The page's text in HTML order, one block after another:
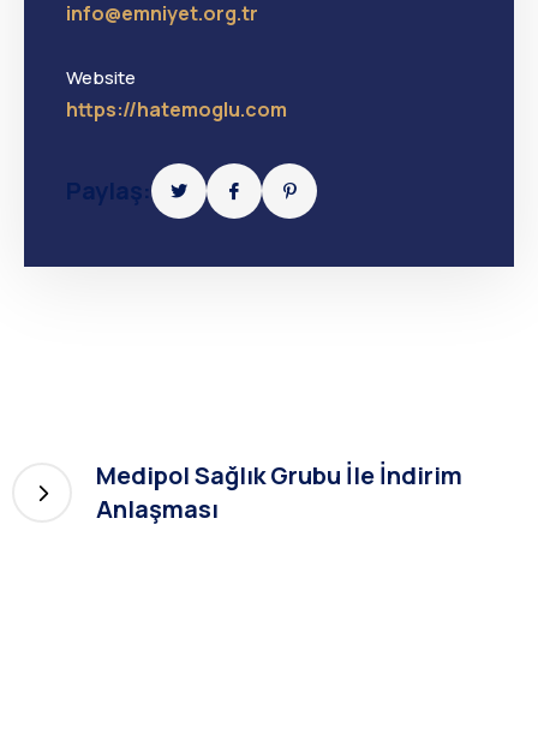
info@emniyet.org.tr
Website
https://hatemoglu.com
Paylaş:
Medipol Sağlık Grubu İle İndirim
Anlaşması